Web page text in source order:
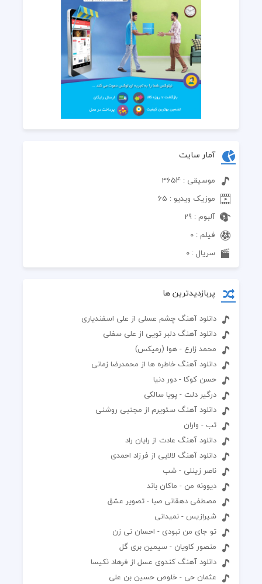
آمار سایت
موسیقی : 3654
موزیک ویدیو : 65
آلبوم : 29
فیلم : 0
سریال : 0
پربازدیدترین ها
دانلود آهنگ چشم عسلی از علی اسفندیاری
دانلود آهنگ دلبر تویی از علی سفلی
محمد زارع - هوا (رمیکس)
دانلود آهنگ خاطره ها از محمدرضا زمانی
حسن کوکا - دور دنیا
درگیر دلت - پویا سالکی
دانلود آهنگ سئویرم از مجتبی روشنی
تب - واران
دانلود آهنگ عادت از رایان راد
دانلود آهنگ لالایی از فرزاد احمدی
ناصر زینلی - شب
دیوونه من - ماکان باند
مصطفی دهقانی صبا - تصویر عشق
شیرازیس - نمیدانی
تو جای من نبودی - احسان نی زن
منصور کاویان - سیمین بری گل
دانلود آهنگ کندوی عسل از فرهاد نکیسا
عثمان حی - خلوص حسین بن علی